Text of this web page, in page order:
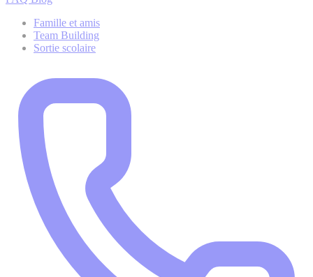
Famille et amis
Team Building
Sortie scolaire